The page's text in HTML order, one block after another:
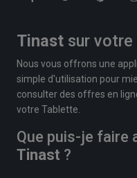
Tinast sur
Nous vous offrons une
simple d'utilisation pour
consulter des offres en
votre Tablette.
Que puis-je faire
Tinast ?